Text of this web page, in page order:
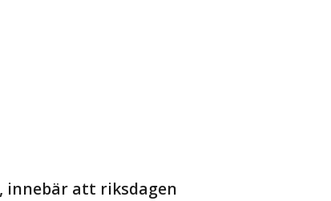
innebär att riksdagen